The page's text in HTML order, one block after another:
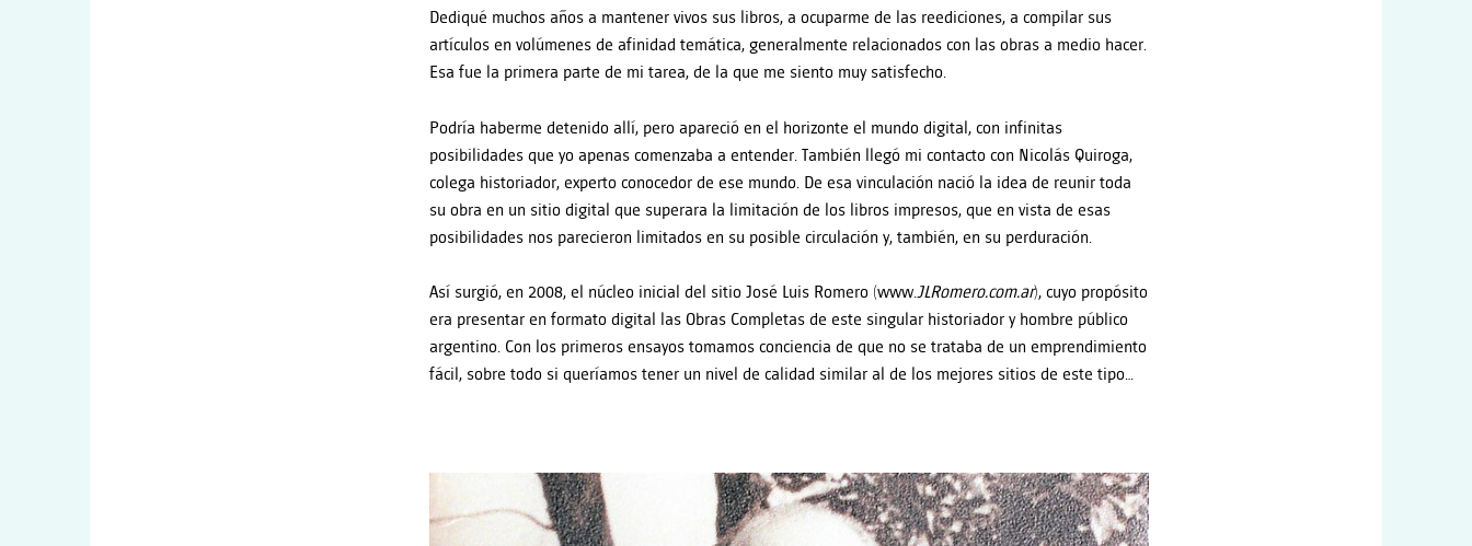
Dediqué muchos años a mantener vivos sus libros, a ocuparme de las reediciones, a compilar sus
artículos en volúmenes de afinidad temática, generalmente relacionados con las obras a medio hacer.
Esa fue la primera parte de mi tarea, de la que me siento muy satisfecho.
Podría haberme detenido allí, pero apareció en el horizonte el mundo digital, con infinitas
posibilidades que yo apenas comenzaba a entender. También llegó mi contacto con Nicolás Quiroga,
colega historiador, experto conocedor de ese mundo. De esa vinculación nació la idea de reunir toda
su obra en un sitio digital que superara la limitación de los libros impresos, que en vista de esas
posibilidades nos parecieron limitados en su posible circulación y, también, en su perduración.
Así surgió, en 2008, el núcleo inicial del sitio José Luis Romero (www.JLRomero.com.ar), cuyo propósito
era presentar en formato digital las Obras Completas de este singular historiador y hombre público
argentino. Con los primeros ensayos tomamos conciencia de que no se trataba de un emprendimiento
fácil, sobre todo si queríamos tener un nivel de calidad similar al de los mejores sitios de este tipo…